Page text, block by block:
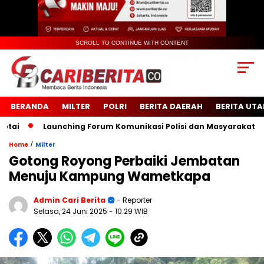
SCROLL TO CONTINUE WITH CONTENT
BERANDA MILTER POLRI BERITA DAERAH BERITA
Launching Forum Komunikasi Polisi dan Masyarakat
Home / Milter
Gotong Royong Perbaiki Jembatan
Menuju Kampung Wametkapa
Admin Cari Berita
- Reporter
Selasa, 24 Juni 2025 - 10:29 WIB